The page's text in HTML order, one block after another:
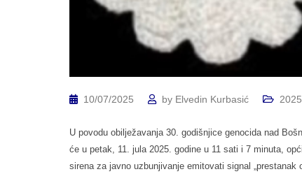
10/07/2025 by Elvedin Kurbasić 2025
U povodu obilježavanja 30. godišnjice genocida nad
će u petak, 11. jula 2025. godine u 11 sati i 7 minuta,
sirena za javno uzbunjivanje emitovati signal